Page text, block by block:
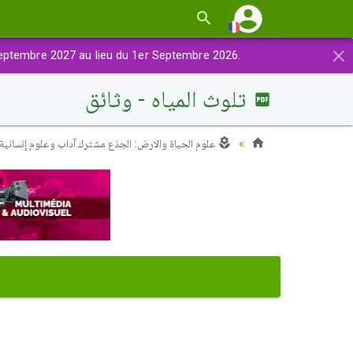
×
2027 au lieu du 1er Septembre 2026.
تلوث المياه - وثائق
علوم الحياة والارض: الجذع مشترك آداب وعلوم إنسانية